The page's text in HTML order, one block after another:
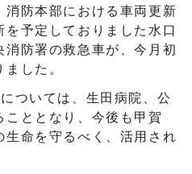
防本部における車両更新
予定しておりました水口
防署の救急車が、今月初
した。
ついては、生田病院、公
ととなり、今後も甲賀
命を守るべく、活用され